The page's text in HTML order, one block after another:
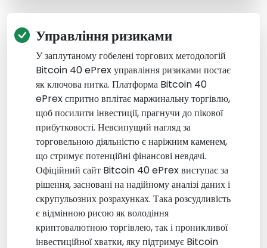
Управління ризиками
У заплутаному гобелені торгових методологій
Bitcoin 40 ePrex управління ризиками постає
як ключова нитка. Платформа Bitcoin 40
ePrex спритно вплітає маржинальну торгівлю,
щоб посилити інвестиції, прагнучи до пікової
прибутковості. Невсипущий нагляд за
торговельною діяльністю є наріжним каменем,
що стримує потенційні фінансові невдачі.
Офіційний сайт Bitcoin 40 ePrex виступає за
рішення, засновані на надійному аналізі даних і
скрупульозних розрахунках. Така розсудливість
є відмінною рисою як володіння
криптовалютною торгівлею, так і проникливої
інвестиційної хватки, яку підтримує Bitcoin